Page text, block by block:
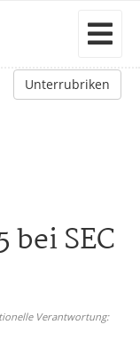
Unterrubriken
SEC
Verantwortung: